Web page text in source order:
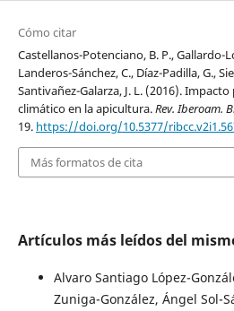
Cómo citar
Castellanos-Potenciano, B. P., Gallardo-
Landeros-Sánchez, C., Díaz-Padilla, G.,
Santivañez-Galarza, J. L. (2016).
climático en la apicultura.Rev. Iberoam.
19. https://doi.org/10.5377/
Más formatos de cita
Artículos más leídos del
Alvaro Santiago López-
Zuniga-González, Ángel Sol-